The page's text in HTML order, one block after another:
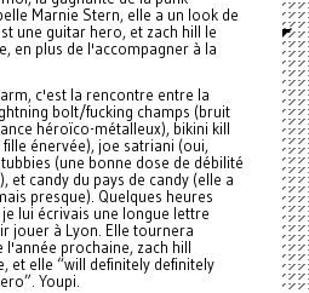
Marnie Stern, elle a un look de
une guitar hero, et zach hill le
en plus de l'accompagner à la
c'est la rencontre entre la
bolt/fucking champs (bruit
héroïco-métalleux), bikini kill
énervée), joe satriani (oui,
(une bonne dose de débilité
et candy du pays de candy (elle a
presque). Quelques heures
lui écrivais une longue lettre
jouer à Lyon. Elle tournera
prochaine, zach hill
et elle “will definitely definitely
Youpi.